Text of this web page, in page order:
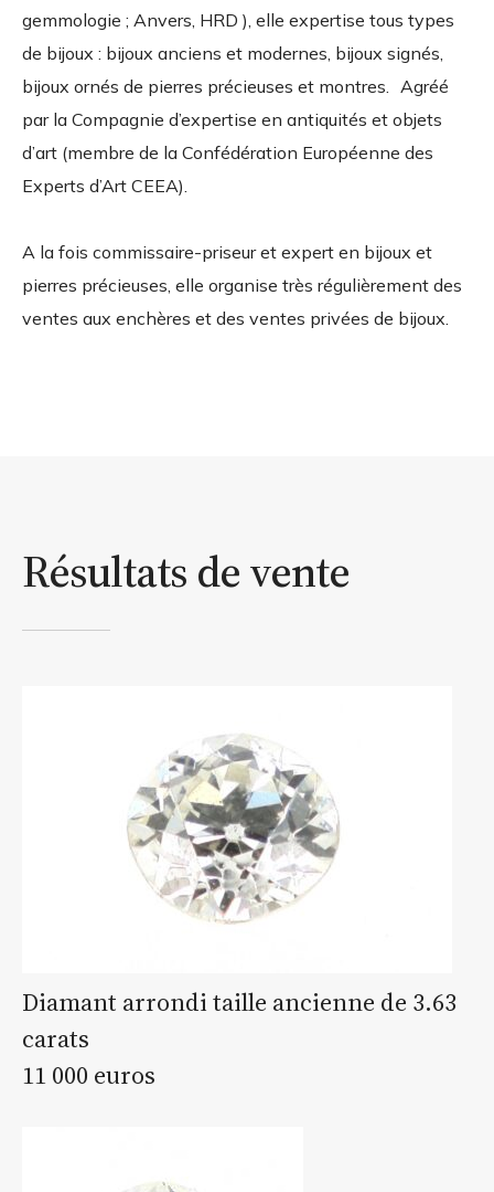
gemmologie ; Anvers, HRD ), elle expertise tous types
de bijoux : bijoux anciens et modernes, bijoux signés,
bijoux ornés de pierres précieuses et montres. Agréé
par la Compagnie d’expertise en antiquités et objets
d’art (membre de la Confédération Européenne des
Experts d’Art CEEA).
A la fois commissaire-priseur et expert en bijoux et
pierres précieuses, elle organise très régulièrement des
ventes aux enchères et des ventes privées de bijoux.
Résultats de vente
Diamant arrondi taille ancienne de 3.63
carats
11 000 euros